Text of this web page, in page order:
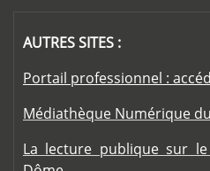
AUTRES SITES :
Portail professionnel :
Médiathèque Numérique
La lecture publique sur